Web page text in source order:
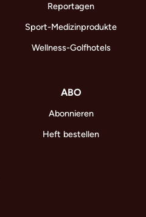
Reportagen
Sport-Medizinprodukte
Wellness-Golfhotels
ABO
Abonnieren
Heft bestellen